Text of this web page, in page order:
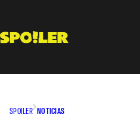
contenido
SPOILER NOTICIAS